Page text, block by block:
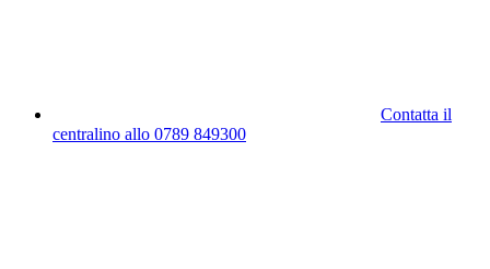
Contatta il
centralino allo 0789 849300